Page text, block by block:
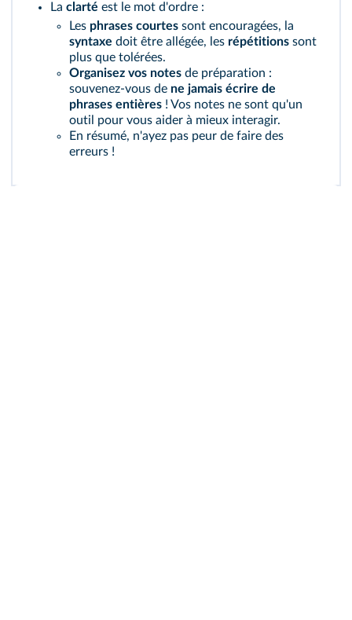
La clarté est le mot d'ordre :
Les phrases courtes sont encouragées, la
syntaxe doit être allégée, les répétitions sont
plus que tolérées.
Organisez vos notes de préparation :
souvenez-vous de ne jamais écrire de
phrases entières ! Vos notes ne sont qu'un
outil pour vous aider à mieux interagir.
En résumé, n'ayez pas peur de faire des
erreurs !